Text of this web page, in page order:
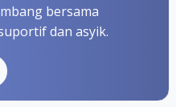
bersama
dan asyik.